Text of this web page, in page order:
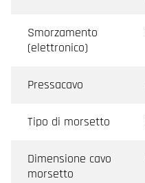
Smorzamento
(elettronico)
Pressacavo
Tipo di morsetto
Dimensione cavo
morsetto